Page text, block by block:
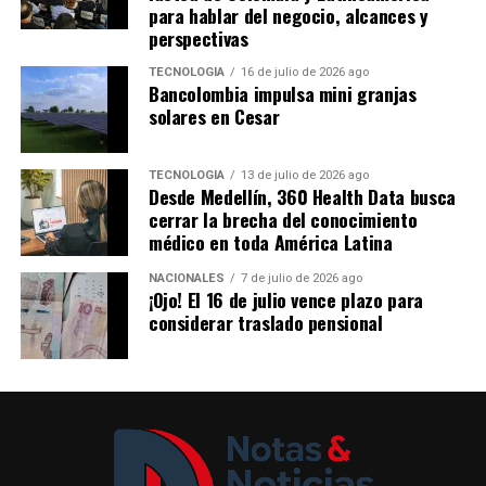
libertad.
Los ganadores
Gran Premio:Wiler Alexander Gil Rueda, por la
obraLa Rosa Mística
con Alta y Media Seguridad de Itagüí.
Mención de Honor:Jorge Cárdenas Sarabanda,
por la obraHistorias que cruzan el río Magdalena
del Centro Penitenciario de Mediana Seguridad de
Puerto Berrío.
Con este reconocimiento, la Fundación BAT Colombia
reafirma su compromiso con compromiso con la
promoción del arte como un instrumento de inclusión,
espacios para que el talento de los artistas populares y
de las personas privadas de la libertad sea reconocido y
para hablar del negocio, alcances y
perspectivas
TECNOLOGÍA 16 de julio de 2026 ago
Bancolombia impulsa mini granjas
solares en Cesar
TECNOLOGÍA 13 de julio de 2026 ago
Desde Medellín, 360 Health Data busca
cerrar la brecha del conocimiento
médico en toda América Latina
NACIONALES 7 de julio de 2026 ago
¡Ojo! El 16 de julio vence plazo para
considerar traslado pensional